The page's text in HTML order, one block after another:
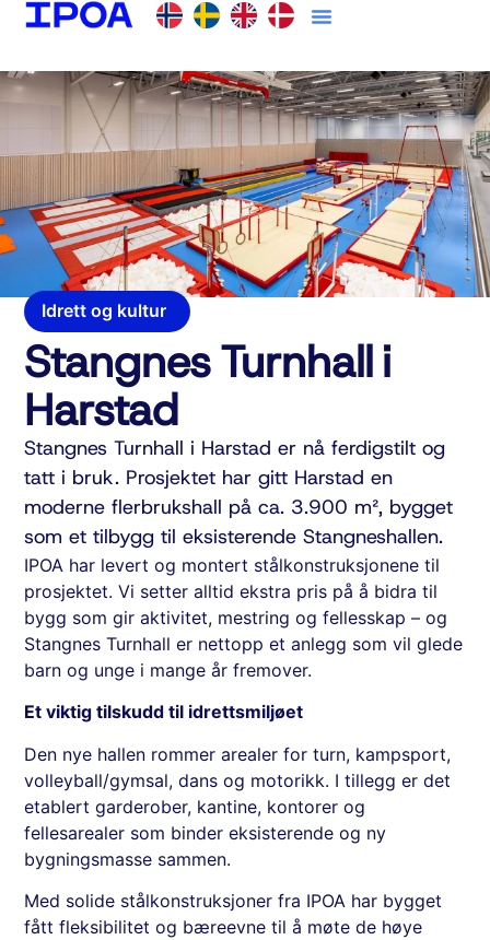
Idrett og kultur
Stangnes Turnhall i
Harstad
Stangnes Turnhall i Harstad er nå ferdigstilt og
tatt i bruk. Prosjektet har gitt Harstad en
moderne flerbrukshall på ca. 3.900 m², bygget
som et tilbygg til eksisterende Stangneshallen.
IPOA har levert og montert stålkonstruksjonene til
prosjektet. Vi setter alltid ekstra pris på å bidra til
bygg som gir aktivitet, mestring og fellesskap – og
Stangnes Turnhall er nettopp et anlegg som vil glede
barn og unge i mange år fremover.
Et viktig tilskudd til idrettsmiljøet
Den nye hallen rommer arealer for turn, kampsport,
volleyball/gymsal, dans og motorikk. I tillegg er det
etablert garderober, kantine, kontorer og
fellesarealer som binder eksisterende og ny
bygningsmasse sammen.
Med solide stålkonstruksjoner fra IPOA har bygget
fått fleksibilitet og bæreevne til å møte de høye